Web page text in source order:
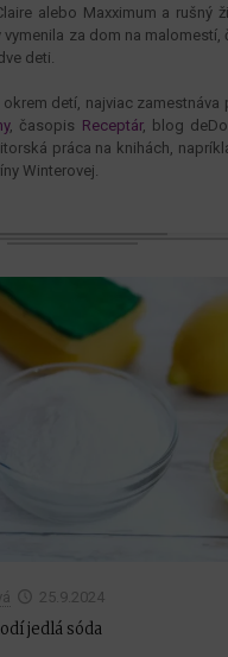
alebo Maxximum a rušný
vymenila za dom na malomestí,
deti.
detí, najviac zamestnáva
, časopis Receptár, blog
práca na knihách,
Winterovej.
25.9.2024
jedlá sóda